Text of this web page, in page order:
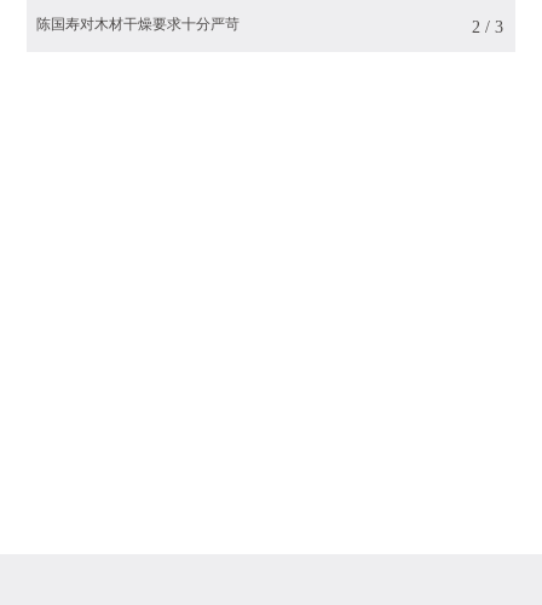
陈国寿对木材干燥要求十分严苛 2/ 3